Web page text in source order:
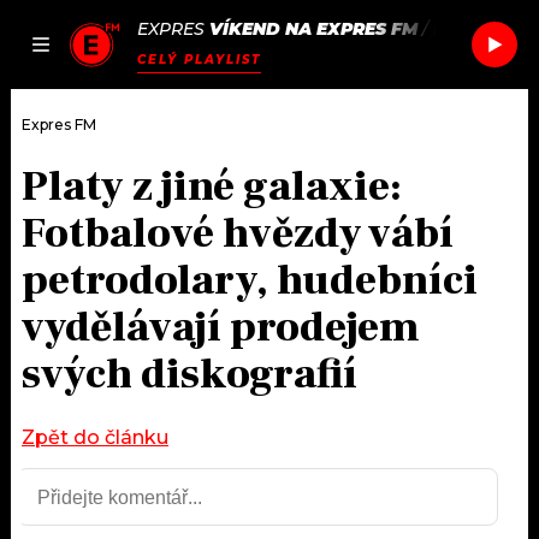
JAK
SEZNAM.CZ
EXPRES VÍKEND NA EXPRES FM/ EDITORS
CELÝ PLAYLIST
DOMŮ
ČLÁNKY
AKTUÁLNĚ
HUDBA
ROZHOVORY
#NEBUDUDOMA
PODCASTY
JAK NALADIT
RÁDIO
APLIKACE
SOUTĚŽE
Expres FM
Platy z jiné galaxie:
Fotbalové hvězdy vábí
petrodolary, hudebníci
vydělávají prodejem
svých diskografií
Zpět do článku